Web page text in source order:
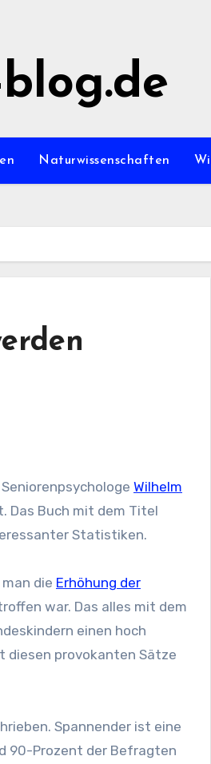
Naturwissenschaften
Wilhelm
Das Buch mit dem Titel
Statistiken.
die Erhöhung der
war. Das alles mit dem
einen hoch
diesen provokanten Sätze
Spannender ist eine
90-Prozent der Befragten